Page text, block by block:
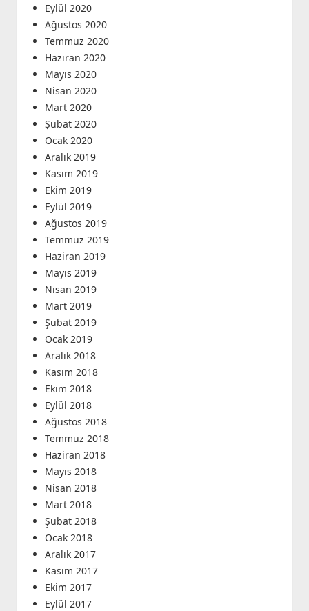
Eylül 2020
Ağustos 2020
Temmuz 2020
Haziran 2020
Mayıs 2020
Nisan 2020
Mart 2020
Şubat 2020
Ocak 2020
Aralık 2019
Kasım 2019
Ekim 2019
Eylül 2019
Ağustos 2019
Temmuz 2019
Haziran 2019
Mayıs 2019
Nisan 2019
Mart 2019
Şubat 2019
Ocak 2019
Aralık 2018
Kasım 2018
Ekim 2018
Eylül 2018
Ağustos 2018
Temmuz 2018
Haziran 2018
Mayıs 2018
Nisan 2018
Mart 2018
Şubat 2018
Ocak 2018
Aralık 2017
Kasım 2017
Ekim 2017
Eylül 2017